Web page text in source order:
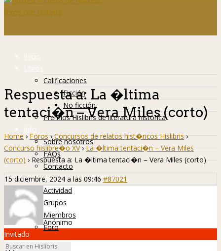
Inicio
Libros
Calificaciones
Ficción
No ficción
Premios Hislibris de literatura histórica
Info
Sobre nosotros
FAQs
Contacto
Hislibreños
Actividad
Grupos
Miembros
Foro
Respuesta a: La �ltima
tentaci�n – Vera Miles (corto)
Home › Foros › Concursos de relatos hist�ricos Hislibris ›
Concurso hislibre�o XV › La �ltima tentaci�n – Vera Miles
(corto) › Respuesta a: La �ltima tentaci�n – Vera Miles (corto)
15 diciembre, 2024 a las 09:46 #87021
Anónimo
Invitado